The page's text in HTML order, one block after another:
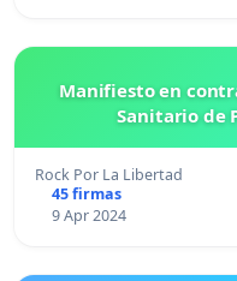
Manifiesto en
Sanitario de
Rock Por La Libertad
45 firmas
9 Apr 2024